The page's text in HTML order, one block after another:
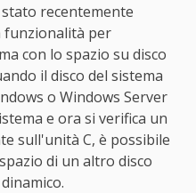
recentemente
funzionalità per
con lo spazio su disco
il disco del sistema
o Windows Server
e ora si verifica un
sull'unità C, è possibile
di un altro disco